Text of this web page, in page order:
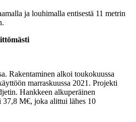
ja louhimalla entisestä 11 metrin
Rakentaminen alkoi toukokuussa
marraskuussa 2021. Projekti
Hankkeen alkuperäinen
M€, joka alittui lähes 10